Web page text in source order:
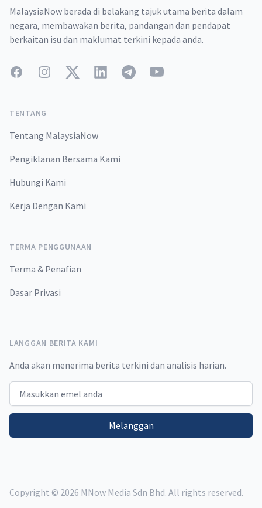
MalaysiaNow berada di belakang tajuk utama berita dalam
negara, membawakan berita, pandangan dan pendapat
berkaitan isu dan maklumat terkini kepada anda.
FacebookInstagramTwitterLinkedInTelegramYouTube
TENTANG
Tentang MalaysiaNow
Pengiklanan Bersama Kami
Hubungi Kami
Kerja Dengan Kami
TERMA PENGGUNAAN
Terma & Penafian
Dasar Privasi
LANGGAN BERITA KAMI
Anda akan menerima berita terkini dan analisis harian.
Email address
Melanggan
Copyright © 2026 MNow Media Sdn Bhd. All rights reserved.